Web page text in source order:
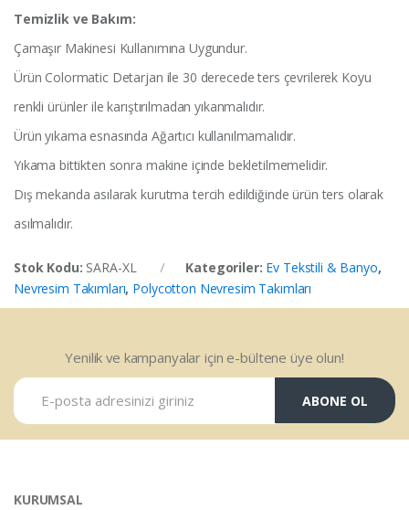
Temizlik ve Bakım:
Çamaşır Makinesi Kullanımına Uygundur.
Ürün Colormatic Detarjan ile 30 derecede ters çevrilerek Koyu
renkli ürünler ile karıştırılmadan yıkanmalıdır.
Ürün yıkama esnasında Ağartıcı kullanılmamalıdır.
Yıkama bittikten sonra makine içinde bekletilmemelidir.
Dış mekanda asılarak kurutma tercih edildiğinde ürün ters olarak
asılmalıdır.
Stok Kodu: SARA-XL Kategoriler: Ev Tekstili & Banyo,
Nevresim Takımları, Polycotton Nevresim Takımları
Yenilik ve kampanyalar için e-bültene üye olun!
ABONE OL
KURUMSAL